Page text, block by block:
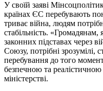
У своїй заяві
країнах ЄС перебувають
триває війна, людям
стабільність. «Громадянам,
законних підставах через
Союзу, потрібні зрозумілі,
перебування до того
безпечною та
міністерстві.